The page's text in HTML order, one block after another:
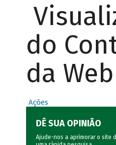
do
da Web
Ações
DÊ SUA OPINIÃO
Ajude-nos a aprimorar o site